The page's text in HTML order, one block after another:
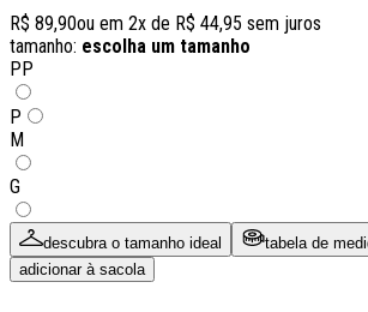
R$ 89,90ou em 2x de R$ 44,95 sem juros
tamanho: escolha um tamanho
PP
P
M
G
descubra o tamanho ideal
tabela de
adicionar à sacola